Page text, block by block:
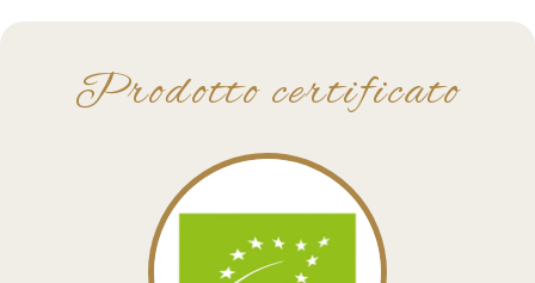
Prodotto certificato